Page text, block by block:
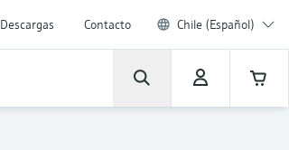
Descargas Contacto Chile (Español)